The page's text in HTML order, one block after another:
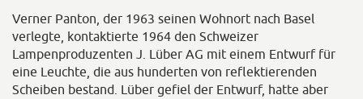
Verner Panton, der 1963 seinen Wohnort nach Basel
verlegte, kontaktierte 1964 den Schweizer
Lampenproduzenten J. Lüber AG mit einem Entwurf für
eine Leuchte, die aus hunderten von reflektierenden
Scheiben bestand. Lüber gefiel der Entwurf, hatte aber